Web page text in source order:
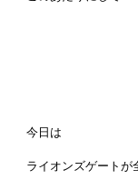
今日は
ライオンズゲートが